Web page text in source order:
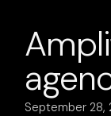
September 28,